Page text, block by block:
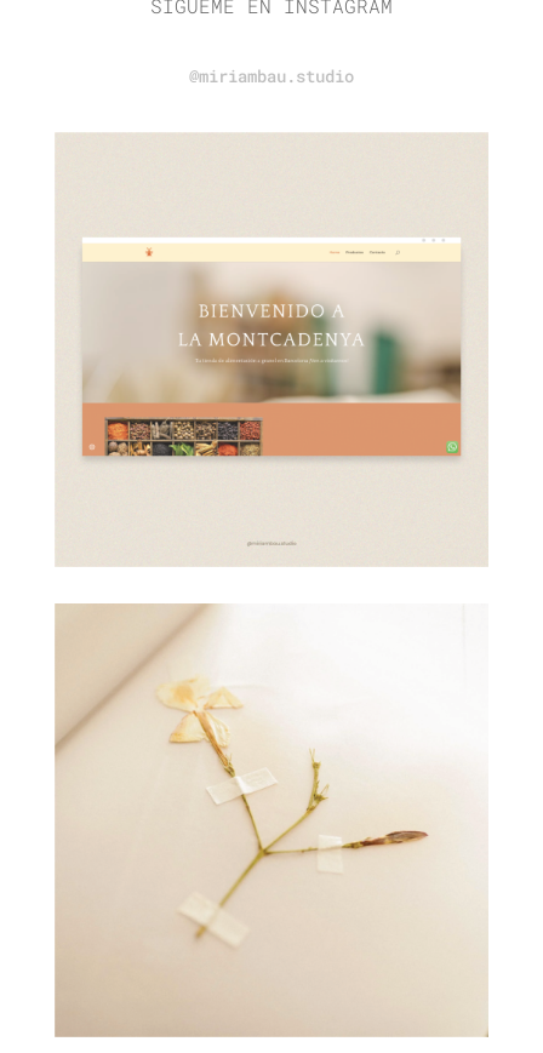
SÍGUEME EN INSTAGRAM
@miriambau.studio